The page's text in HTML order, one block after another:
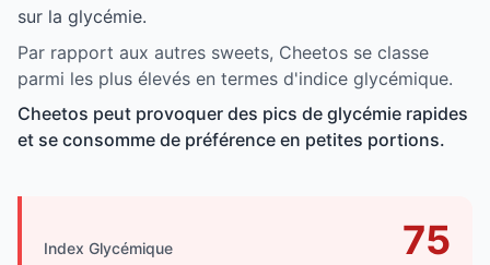
sur la glycémie.
Par rapport aux autres sweets, Cheetos se classe
parmi les plus élevés en termes d'indice glycémique.
Cheetos peut provoquer des pics de glycémie rapides
et se consomme de préférence en petites portions.
Index Glycémique 75